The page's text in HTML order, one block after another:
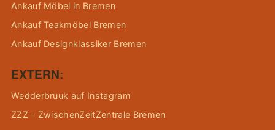
Ankauf Möbel in Bremen
Ankauf Teakmöbel Bremen
Ankauf Designklassiker Bremen
EXTERN:
Wedderbruuk auf Instagram
ZZZ – ZwischenZeitZentrale Bremen